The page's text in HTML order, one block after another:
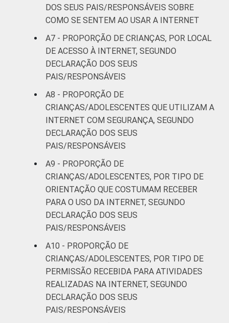
CLASSE
SOCIAL
AB 87
C 82
DE
anos. Respostas estimuladas. Cada item
apresentado se refere apenas aos
resultados da alternativa "sim". Dados
coletados entre outubro de 2014 e fevereiro
de 2015.
Fonte: NIC.br - out 2014 / fev 2015
DOS SEUS PAIS/RESPONSÁVEIS SOBRE
COMO SE SENTEM AO USAR A INTERNET
A7 - PROPORÇÃO DE CRIANÇAS, POR LOCAL
DE ACESSO À INTERNET, SEGUNDO
DECLARAÇÃO DOS SEUS
PAIS/RESPONSÁVEIS
A8 - PROPORÇÃO DE
CRIANÇAS/ADOLESCENTES QUE UTILIZAM A
INTERNET COM SEGURANÇA, SEGUNDO
DECLARAÇÃO DOS SEUS
PAIS/RESPONSÁVEIS
A9 - PROPORÇÃO DE
CRIANÇAS/ADOLESCENTES, POR TIPO DE
ORIENTAÇÃO QUE COSTUMAM RECEBER
PARA O USO DA INTERNET, SEGUNDO
DECLARAÇÃO DOS SEUS
PAIS/RESPONSÁVEIS
A10 - PROPORÇÃO DE
CRIANÇAS/ADOLESCENTES, POR TIPO DE
PERMISSÃO RECEBIDA PARA ATIVIDADES
REALIZADAS NA INTERNET, SEGUNDO
DECLARAÇÃO DOS SEUS
PAIS/RESPONSÁVEIS